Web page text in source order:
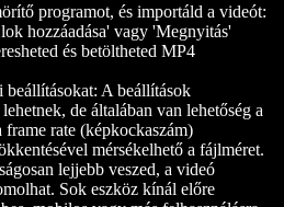
programot, és importáld a videót:
hozzáadása' vagy 'Megnyitás'
és betöltheted MP4
beállításokat: A beállítások
de általában van lehetőség a
frame rate (képkockaszám)
mérsékelhető a fájlméret.
lejjebb veszed, a videó
Sok eszköz kínál előre